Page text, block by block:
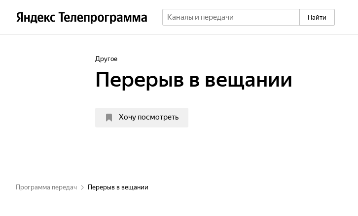
Найти
Другое
Перерыв в вещании
Хочу посмотреть
Программа передач Перерыв в вещании